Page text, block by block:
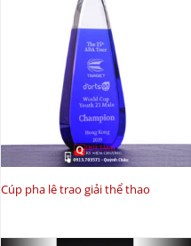
Cúp pha lê trao giải thể thao